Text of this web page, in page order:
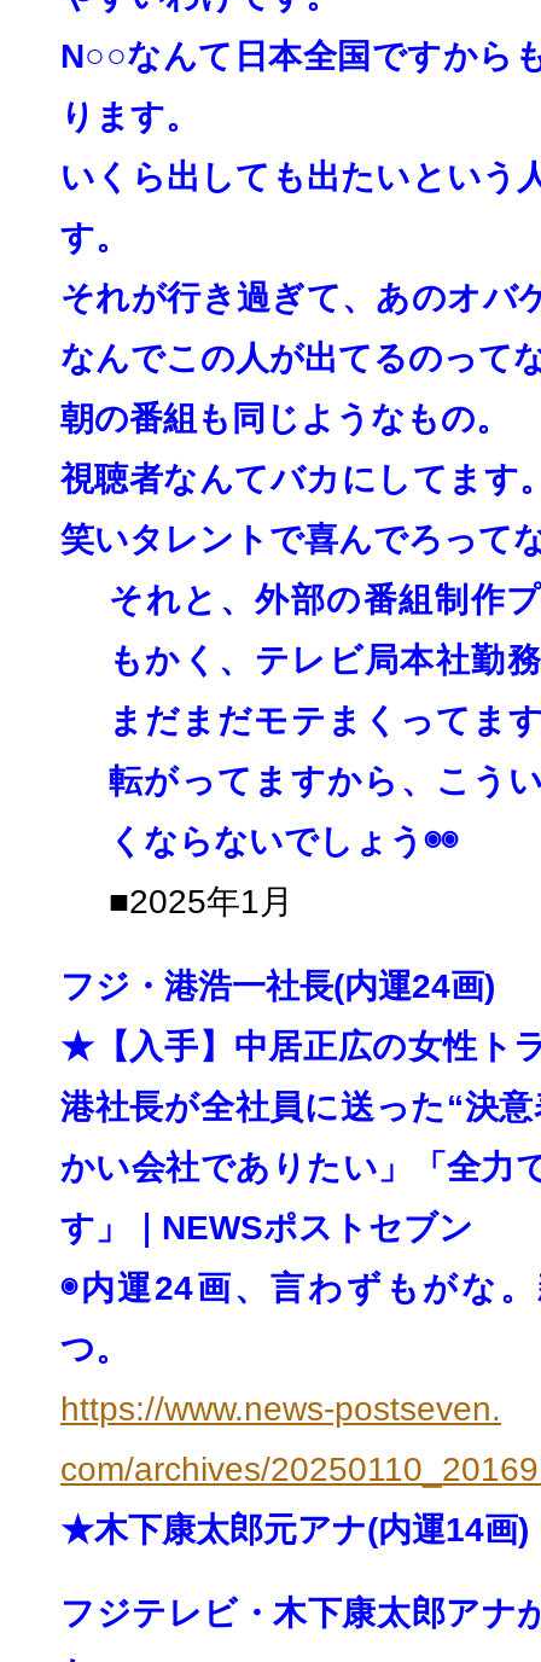
N○○なんて日本全国ですから
ります。
いくら出しても出たいという
す。
それが行き過ぎて、 あのオバ
なんでこの人が出てるのって
朝の番組も同じようなもの。
視聴者なんてバカにしてます
笑いタレントで喜んでろって
それと、外部の番組制作
もかく、 テレビ局本社勤
まだまだモテまくってま
転がってますから、
こう
くならないでしょう◉◉
■2025年1月
フジ・港浩一社長(内運24画)
★【入手】中居正広の女性ト
港社長が全社員に送った“決
かい会社でありたい」「全力
す」｜ NEWSポストセブン
◉内運24画、言わずもがな
つ。
https://www.news-postseven.
com/archives/
★木下康太郎元アナ(内運14画)
フジテレビ・木下康太郎アナ